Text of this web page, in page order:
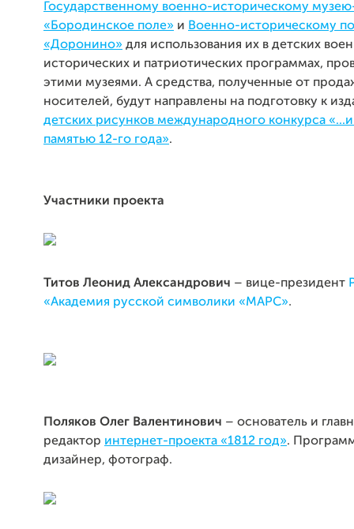
Государственному военно-историческому
«Бородинское поле» и Военно-историческому
«Доронино» для использования их в детских
исторических и патриотических программах,
этими музеями. А средства, полученные от
носителей, будут направлены на подготовку к
детских рисунков международного конкурса
памятью 12-го года».
Участники проекта
Титов Леонид Александрович – вице-президент
«Академия русской символики «МАРС».
Поляков Олег Валентинович – основатель и
редактор интернет-проекта «1812 год».
дизайнер, фотограф.